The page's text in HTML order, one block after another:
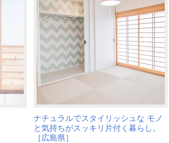
ナチュラルでスタイリッシュな モノ
と気持ちがスッキリ片付く暮らし。
［広島県］